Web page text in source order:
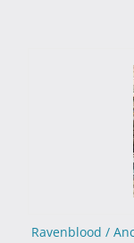
Ravenblood /